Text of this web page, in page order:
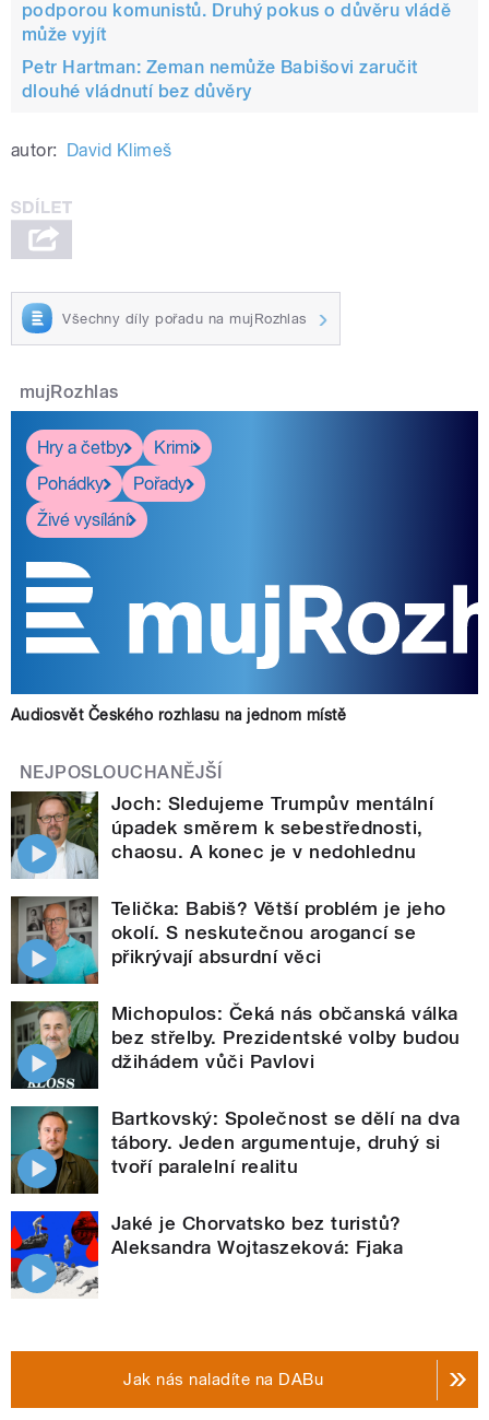
podporou komunistů. Druhý pokus o důvěru vládě
může vyjít
Petr Hartman: Zeman nemůže Babišovi zaručit
dlouhé vládnutí bez důvěry
autor: David Klimeš
Všechny díly pořadu na mujRozhlas
mujRozhlas
Hry a četby
Krimi
Pohádky
Pořady
Živé vysílání
Audiosvět Českého rozhlasu na jednom místě
NEJPOSLOUCHANĚJŠÍ
Joch: Sledujeme Trumpův mentální
úpadek směrem k sebestřednosti,
chaosu. A konec je v nedohlednu
Telička: Babiš? Větší problém je jeho
okolí. S neskutečnou arogancí se
přikrývají absurdní věci
Michopulos: Čeká nás občanská válka
bez střelby. Prezidentské volby budou
džihádem vůči Pavlovi
Bartkovský: Společnost se dělí na dva
tábory. Jeden argumentuje, druhý si
tvoří paralelní realitu
Jaké je Chorvatsko bez turistů?
Aleksandra Wojtaszeková: Fjaka
Jak nás naladíte na DABu